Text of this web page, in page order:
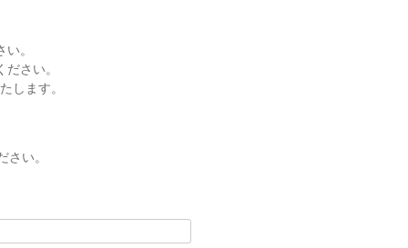
。
さい。
します。
い。